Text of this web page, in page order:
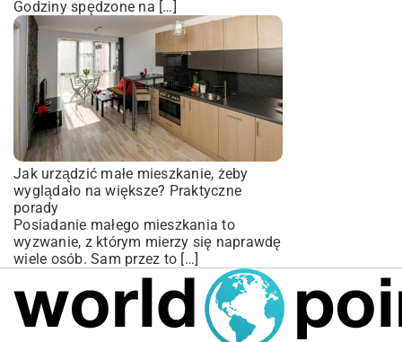
Godziny spędzone na […]
Jak urządzić małe mieszkanie, żeby
wyglądało na większe? Praktyczne
porady
Posiadanie małego mieszkania to
wyzwanie, z którym mierzy się naprawdę
wiele osób. Sam przez to […]